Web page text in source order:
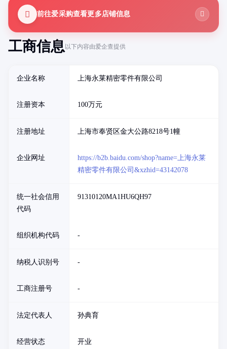
工商信息以下内容由爱企查提供
企业名称 上海永莱精密零件有限公司
注册资本 100万元
注册地址 上海市奉贤区金大公路8218号1幢
企业网址
https://b2b.baidu.com/shop?name=上海永莱
精密零件有限公司&xzhid=43142078
统一社会信用
代码
91310120MA1HU6QH97
组织机构代码 -
纳税人识别号 -
工商注册号 -
法定代表人 孙典育
经营状态 开业
前往爱采购查看更多店铺信息